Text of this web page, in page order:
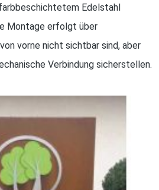
Edelstahl
Montage erfolgt über
vorne nicht sichtbar sind, aber
Verbindung sicherstellen.